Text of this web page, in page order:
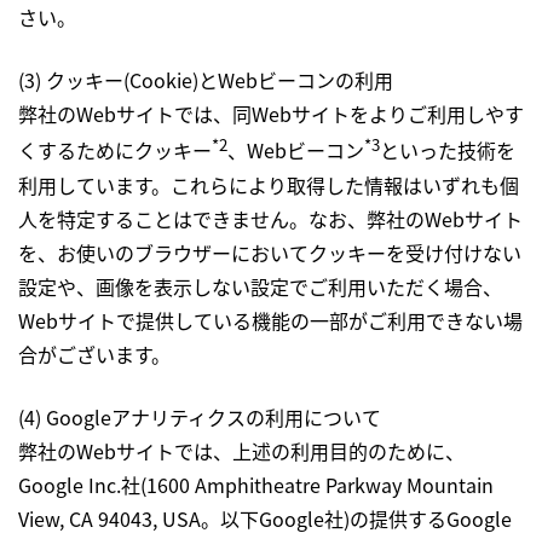
さい。
(3) クッキー(Cookie)とWebビーコンの利用
弊社のWebサイトでは、同Webサイトをよりご利用しやす
くするためにクッキー*2、Webビーコン*3といった技術を
利用しています。これらにより取得した情報はいずれも個
人を特定することはできません。なお、弊社のWebサイト
を、お使いのブラウザーにおいてクッキーを受け付けない
設定や、画像を表示しない設定でご利用いただく場合、
Webサイトで提供している機能の一部がご利用できない場
合がございます。
(4) Googleアナリティクスの利用について
弊社のWebサイトでは、上述の利用目的のために、
Google Inc.社(1600 Amphitheatre Parkway Mountain
View, CA 94043, USA。以下Google社)の提供するGoogle